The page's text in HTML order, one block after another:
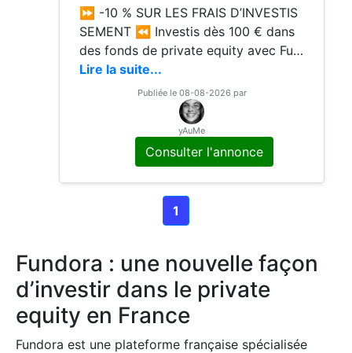
⏩ -10 % SUR LES FRAIS D’INVESTIS
SEMENT ⏪ Investis dès 100 € dans
des fonds de private equity avec Fun
dora. --- ✨ TON AVANTAGE ⚡ ✅ -
10 % sur les frais lors de ton premier i
nvestissement ✔️ Offre activée via l'u
rl ✔️ Accès immédiat aux opportunit
✔️ Accès au private equity dès 100 €
✔️ Fonds sélectionnés et encadrés
✔️ Plateforme simple et transparente
Lire la suite...
Publiée le 08-08-2026 par
yAuMe
Consulter l'annonce
1
Fundora : une nouvelle façon
d’investir dans le private
equity en France
Fundora est une plateforme française spécialisée